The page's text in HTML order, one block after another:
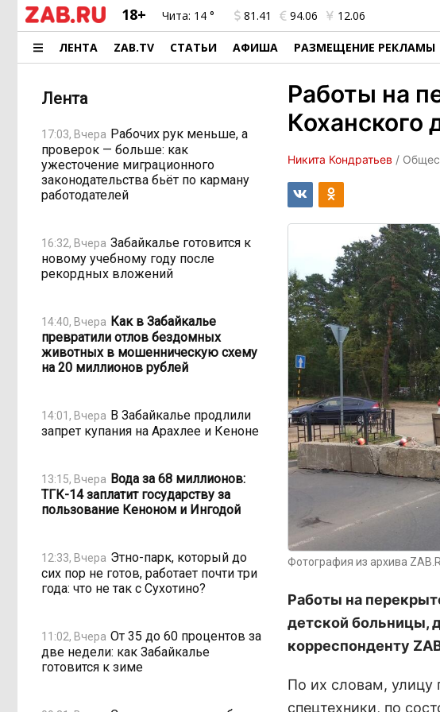
18+ Чита: 14 ° 81.41 94.06 12.06
ЛЕНТА ZAB.TV СТАТЬИ АФИША РАЗМЕЩЕНИЕ РЕКЛАМЫ
Лента
17:03, Вчера Рабочих рук меньше, а
проверок — больше: как
ужесточение миграционного
законодательства бьёт по карману
работодателей
16:32, Вчера Забайкалье готовится к
новому учебному году после
рекордных вложений
14:40, Вчера Как в Забайкалье
превратили отлов бездомных
животных в мошенническую схему
на 20 миллионов рублей
14:01, Вчера В Забайкалье продлили
запрет купания на Арахлее и Кеноне
13:15, Вчера Вода за 68 миллионов:
ТГК-14 заплатит государству за
пользование Кеноном и Ингодой
12:33, Вчера Этно-парк, который до
сих пор не готов, работает почти три
года: что не так с Сухотино?
11:02, Вчера От 35 до 60 процентов за
две недели: как Забайкалье
готовится к зиме
Работы на
Коханского
Никита Кондратьев /
Фотография из архива
Работы на
детской больницы,
корреспонденту
По их словам, улицу
спецтехники, по